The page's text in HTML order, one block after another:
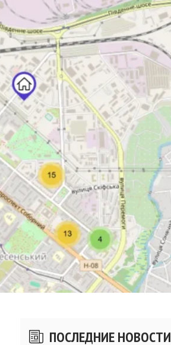
Боковые
ПОСЛЕДНИЕ НОВОСТИ